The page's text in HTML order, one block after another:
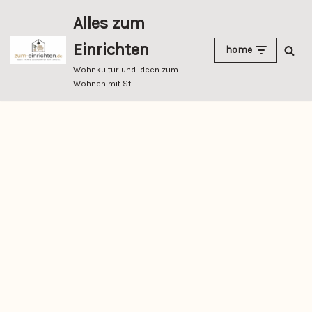
Zum
Inhalt
Alles zum
Einrichten
Wohnkultur und Ideen zum
Wohnen mit Stil
home